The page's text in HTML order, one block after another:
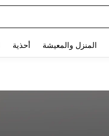
المنزل والمعيشة أحذية